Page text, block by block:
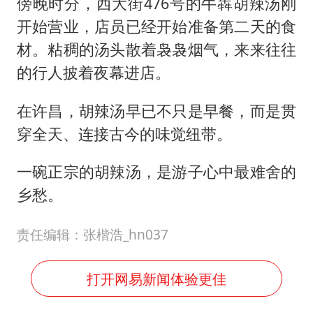
开始营业，店员已经开始准备第二天的食
材。粘稠的汤头散着袅袅烟气，来来往往
的行人披着夜幕进店。
在许昌，胡辣汤早已不只是早餐，而是贯
穿全天、连接古今的味觉纽带。
一碗正宗的胡辣汤，是游子心中最难舍的
乡愁。
责任编辑：张楷浩_hn037
打开网易新闻体验更佳